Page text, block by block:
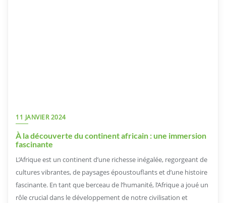
11 JANVIER 2024
À la découverte du continent africain : une immersion
fascinante
L’Afrique est un continent d’une richesse inégalée, regorgeant de
cultures vibrantes, de paysages époustouflants et d’une histoire
fascinante. En tant que berceau de l’humanité, l’Afrique a joué un
rôle crucial dans le développement de notre civilisation et